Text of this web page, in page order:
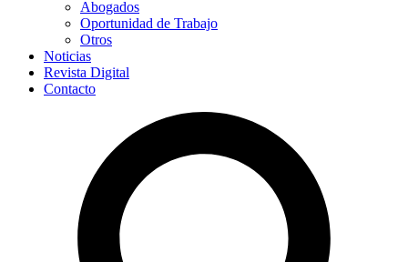
Abogados
Oportunidad de Trabajo
Otros
Noticias
Revista Digital
Contacto